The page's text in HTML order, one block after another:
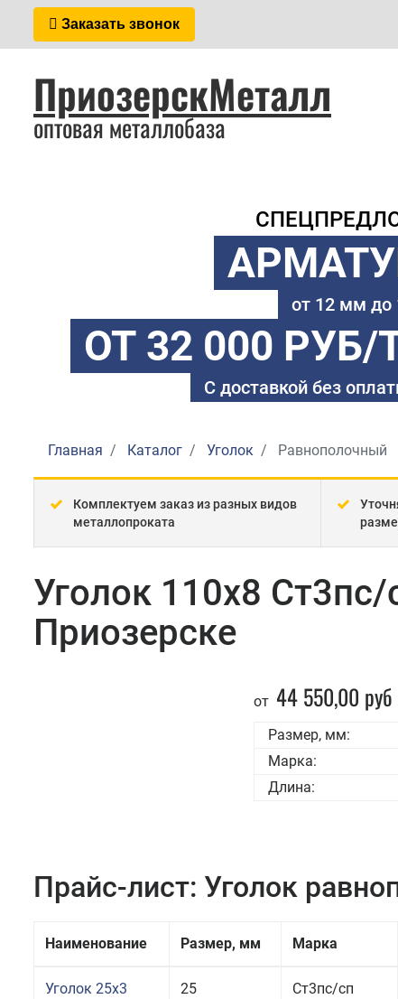
Заказать звонок
ПриозерскМеталл
оптовая металлобаза
от 12 мм
ОТ 32 000 РУБ/
С доставкой без
Главная Каталог Уголок Равнополочный
Комплектуем заказ из разных видов
металлопроката
Уголок 110x8
Приозерске
от 44 550,00 руб
Размер, мм:
Марка:
Длина:
Прайс-лист: Уголок
Наименование Размер, мм Марка
Уголок 25x3 25 Ст3пс/сп